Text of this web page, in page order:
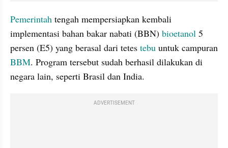
Pemerintah tengah mempersiapkan kembali
implementasi bahan bakar nabati (BBN) bioetanol 5
persen (E5) yang berasal dari tetes tebu
BBM. Program tersebut sudah berhasil dilakukan di
negara lain, seperti Brasil dan India.
ADVERTISEMENT